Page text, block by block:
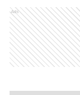
Ads